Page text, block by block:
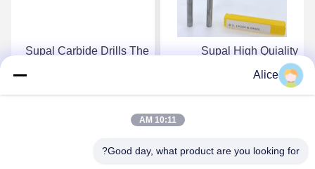
Supal High Quiality
Innovative Carbide Drills
For Superior Drilling
احصل على أفضل سعر
Supal Carbide Drills The
Drilling Tools
Alice
10:11 AM
Good day, what product are you looking for?